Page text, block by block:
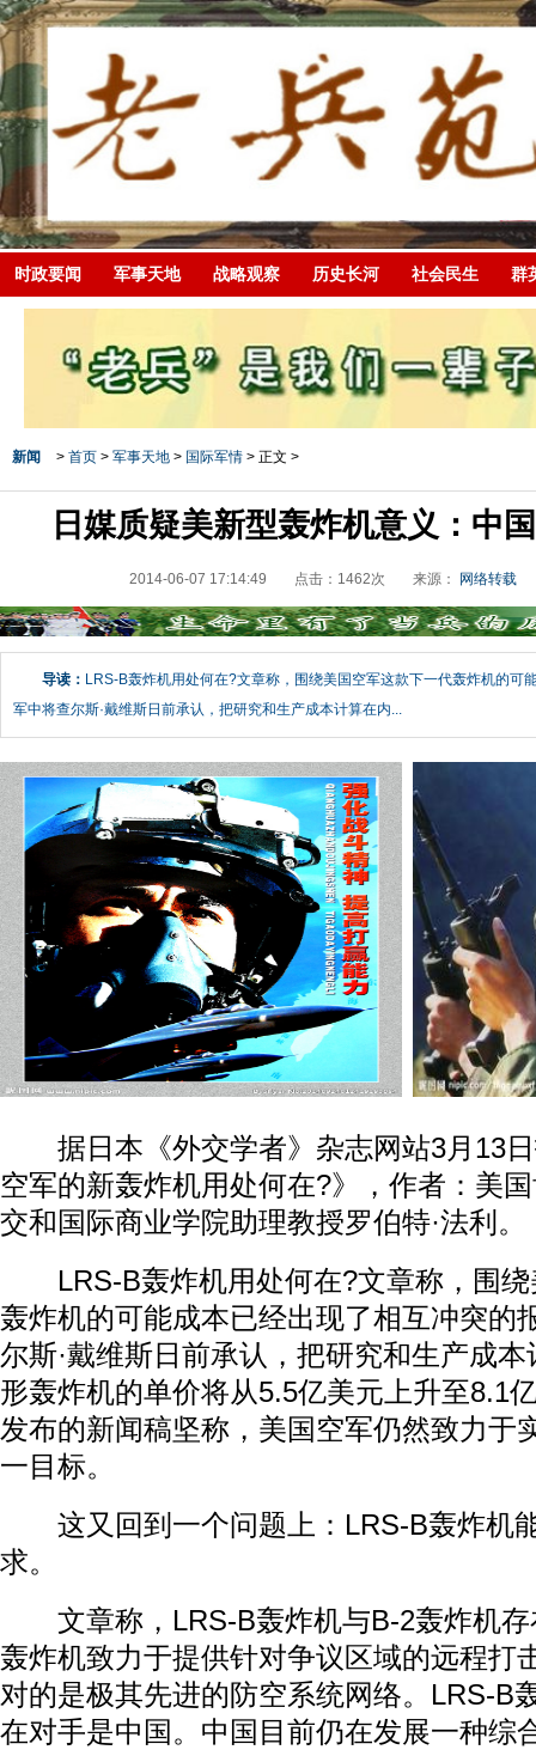
时政要闻 军事天地 战略观察 历史长河 社会民生 群
新闻 > 首页 > 军事天地 > 国际军情 > 正文 >
日媒质疑美新型轰炸机意义：中
2014-06-07 17:14:49 点击： 1462次 来源： 网络转载
导读： LRS-B轰炸机用处何在?文章称，围绕美国空军这款下一代轰炸机的可
军中将查尔斯·戴维斯日前承认，把研究和生产成本计算在内...
据日本《外交学者》杂志网站3月13日
空军的新轰炸机用处何在?》，作者：美
交和国际商业学院助理教授罗伯特·法利。
LRS-B轰炸机用处何在?文章称，围绕
轰炸机的可能成本已经出现了相互冲突的
尔斯·戴维斯日前承认，把研究和生产成
形轰炸机的单价将从5.5亿美元上升至8.1
发布的新闻稿坚称，美国空军仍然致力于
一目标。
这又回到一个问题上：LRS-B轰炸机
求。
文章称，LRS-B轰炸机与B-2轰炸机存
轰炸机致力于提供针对争议区域的远程打
对的是极其先进的防空系统网络。LRS-B
在对手是中国。中国目前仍在发展一种综